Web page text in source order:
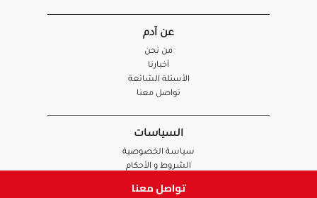
تواصل معنا
عن آدم
من نحن
أخبارنا
الأسئلة الشائعة
تواصل معنا
السياسات
سياسة الخصوصية
الشروط و الأحكام